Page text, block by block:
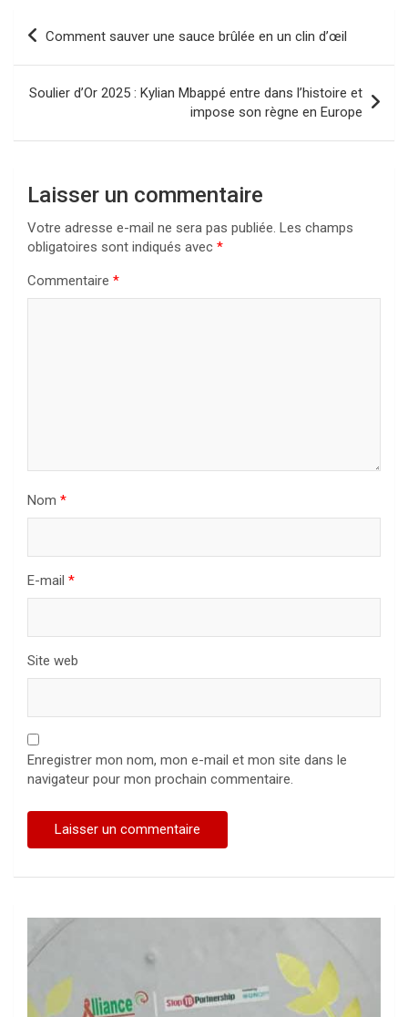
Navigation
l’article
Comment sauver une sauce brûlée en un clin d’œil
Soulier d’Or 2025 : Kylian Mbappé entre dans l’histoire et
impose son règne en Europe
Laisser un commentaire
Votre adresse e-mail ne sera pas publiée. Les champs
obligatoires sont indiqués avec *
Commentaire *
Nom *
E-mail *
Site web
Enregistrer mon nom, mon e-mail et mon site dans le
navigateur pour mon prochain commentaire.